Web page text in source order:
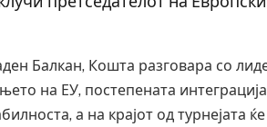
Балкан, Кошта разговара со
на ЕУ, постепената
а на крајот од турнејата